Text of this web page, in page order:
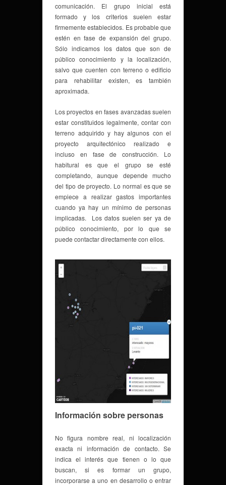
comunicación. El grupo inicial está
formado y los criterios suelen estar
firmemente establecidos. Es probable que
estén en fase de expansión del grupo.
Sólo indicamos los datos que son de
público conocimiento y la localización,
salvo que cuenten con terreno o edificio
para rehabilitar existen, es también
aproximada.
Los proyectos en fases avanzadas suelen
estar constituidos legalmente, contar con
terreno adquirido y hay algunos con el
proyecto arquitectónico realizado e
incluso en fase de construcción. Lo
habitural es que el grupo se esté
completando, aunque depende mucho
del tipo de proyecto. Lo normal es que se
empiece a realizar gastos importantes
cuando ya hay un mínimo de personas
implicadas. Los datos suelen ser ya de
público conocimiento, por lo que se
puede contactar directamente con ellos.
Información sobre personas
No figura nombre real, ni localización
exacta ni información de contacto. Se
indica el interés que tienen o lo que
buscan, si es formar un grupo,
incorporarse a uno en desarrollo o entrar